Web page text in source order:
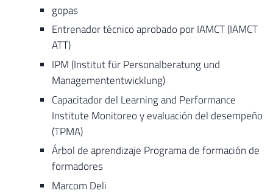
gopas
Entrenador técnico aprobado por IAMCT (IAMCT
ATT)
IPM (Institut für Personalberatung und
Managemententwicklung)
Capacitador del Learning and Performance
Institute Monitoreo y evaluación del desempeño
(TPMA)
Árbol de aprendizaje Programa de formación de
formadores
Marcom Deli